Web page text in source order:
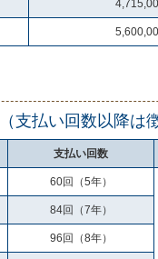
（支払い回数以降は
支払い回数
60回（5年）
84回（7年）
96回（8年）